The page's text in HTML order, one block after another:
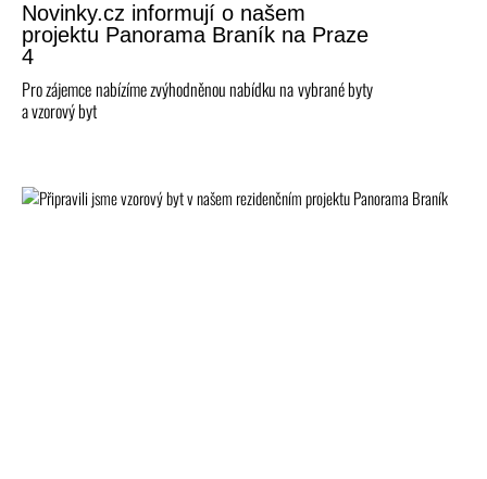
Novinky.cz informují o našem
projektu Panorama Braník na Praze
4
Pro zájemce nabízíme zvýhodněnou nabídku na vybrané byty
a vzorový byt